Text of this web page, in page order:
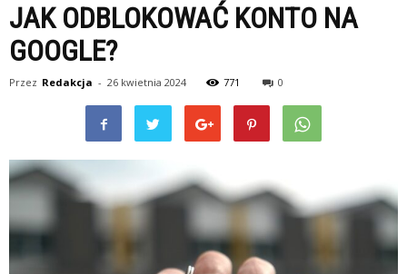
JAK ODBLOKOWAĆ KONTO NA
GOOGLE?
Przez Redakcja - 26 kwietnia 2024 771 0